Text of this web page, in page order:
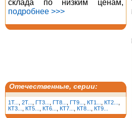
склада по низким ценам,
подробнее >>>
Отечественные, серии:
1T... 2T... ГТ3... ГТ8... ГТ9... КТ1... КТ2...
КТ3...
КТ5... КТ6... КТ7... КТ8... КТ9...